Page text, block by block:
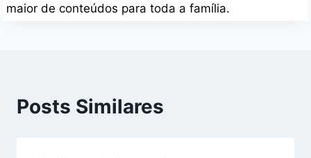
maior de conteúdos para toda a família.
Posts Similares